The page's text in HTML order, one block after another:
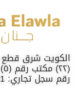
(٢٢) مكتب رقم (٥)
رقم سجل تجاري: 507561